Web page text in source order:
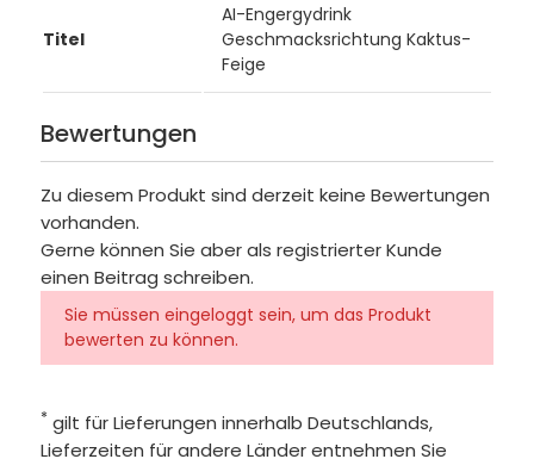
Titel
AI-Engergydrink
Geschmacksrichtung Kaktus-
Feige
Bewertungen
Zu diesem Produkt sind derzeit keine Bewertungen
vorhanden.
Gerne können Sie aber als registrierter Kunde
einen Beitrag schreiben.
Sie müssen eingeloggt sein, um das Produkt
bewerten zu können.
* gilt für Lieferungen innerhalb Deutschlands,
Lieferzeiten für andere Länder entnehmen Sie